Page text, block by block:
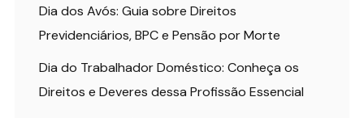
Dia dos Avós: Guia sobre Direitos
Previdenciários, BPC e Pensão por Morte
Dia do Trabalhador Doméstico: Conheça os
Direitos e Deveres dessa Profissão Essencial